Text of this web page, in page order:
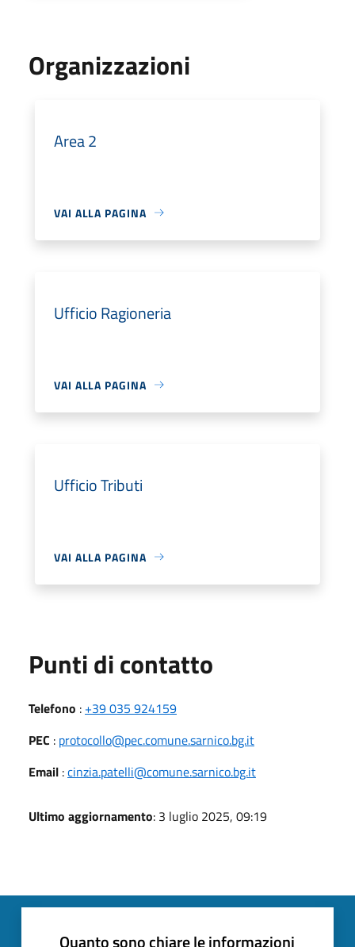
Organizzazioni
Area 2
VAI ALLA PAGINA
Ufficio Ragioneria
VAI ALLA PAGINA
Ufficio Tributi
VAI ALLA PAGINA
Punti di contatto
Telefono : +39 035 924159
PEC : protocollo@pec.comune.sarnico.bg.it
Email :cinzia.patelli@comune.sarnico.bg.it
Ultimo aggiornamento: 3 luglio 2025, 09:19
Quanto sono chiare le informazioni